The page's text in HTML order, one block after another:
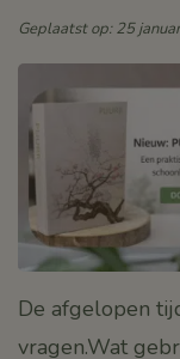
Geplaatst op: 25
De afgelopen
vragen.Wat